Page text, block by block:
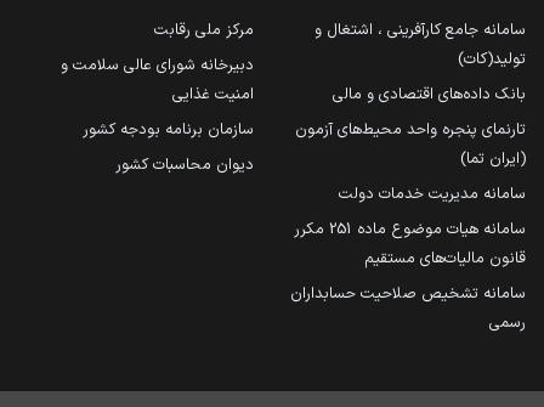
سامانه جامع کارآفرینی ، اشتغال و
تولید(کات)
بانک داده‌های اقتصادی و مالی
تارنمای پنجره واحد محیط‌های آزمون
(ایران تما)
سامانه مدیریت خدمات دولت
سامانه هیات موضوع ماده 251 مکرر
قانون مالیات‌های مستقیم
سامانه تشخیص صلاحیت حسابداران
رسمی
مرکز ملی رقابت
دبیرخانه شورای عالی سلامت و
امنیت غذایی
سازمان برنامه بودجه کشور
دیوان محاسبات کشور